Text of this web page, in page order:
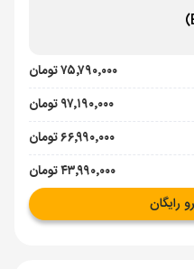
۷۵٬۷۹۰٬۰۰۰ تومان
۹۷٬۱۹۰٬۰۰۰ تومان
۶۶٬۹۹۰٬۰۰۰ تومان
۴۳٬۹۹۰٬۰۰۰ تومان
رایگان